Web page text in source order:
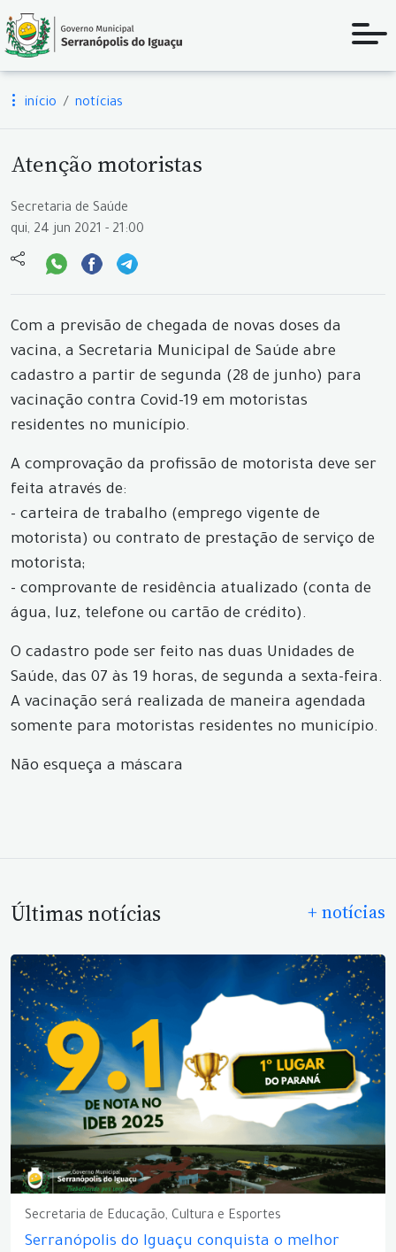
início notícias
Atenção motoristas
Secretaria de Saúde
qui, 24 jun 2021 - 21:00
Com a previsão de chegada de novas doses da
vacina, a Secretaria Municipal de Saúde abre
cadastro a partir de segunda (28 de junho) para
vacinação contra Covid-19 em motoristas
residentes no município.
A comprovação da profissão de motorista deve ser
feita através de:
- carteira de trabalho (emprego vigente de
motorista) ou contrato de prestação de serviço de
motorista;
- comprovante de residência atualizado (conta de
água, luz, telefone ou cartão de crédito).
O cadastro pode ser feito nas duas Unidades de
Saúde, das 07 às 19 horas, de segunda a sexta-feira.
A vacinação será realizada de maneira agendada
somente para motoristas residentes no município.
Não esqueça a máscara
Últimas notícias + notícias
Secretaria de Educação, Cultura e Esportes
Serranópolis do Iguaçu conquista o melhor